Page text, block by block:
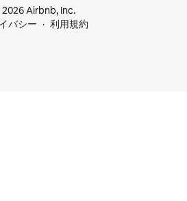
Airbnb, Inc.
バシー
利用規約